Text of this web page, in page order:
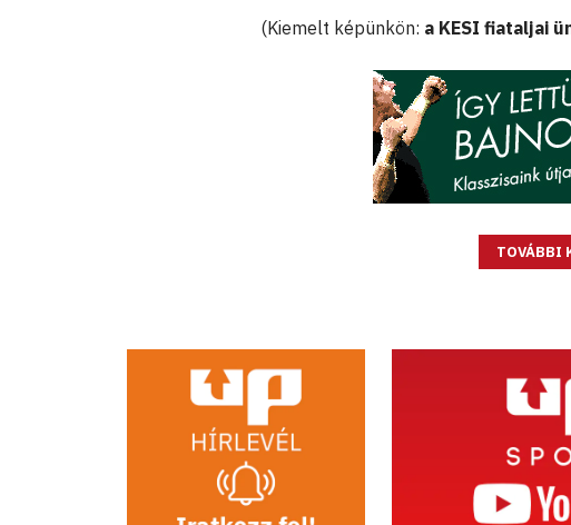
(Kiemelt képünkön: a KESI fiataljai
TOVÁBBI